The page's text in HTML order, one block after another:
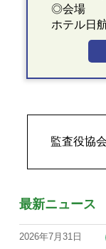
◎会場
ホテル日
監査役協
最新ニュース
2026年7月31日